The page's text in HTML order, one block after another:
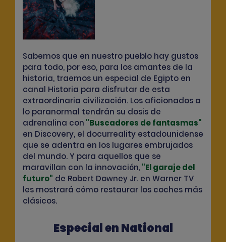
Sabemos que en nuestro pueblo hay gustos
para todo, por eso, para los amantes de la
historia, traemos un especial de Egipto en
canal Historia para disfrutar de esta
extraordinaria civilización. Los aficionados a
lo paranormal tendrán su dosis de
adrenalina con "Buscadores de fantasmas"
en Discovery, el docurreality estadounidense
que se adentra en los lugares embrujados
del mundo. Y para aquellos que se
maravillan con la innovación,"El garaje del
futuro" de Robert Downey Jr. en Warner TV
les mostrará cómo restaurar los coches más
clásicos.
Especial en National